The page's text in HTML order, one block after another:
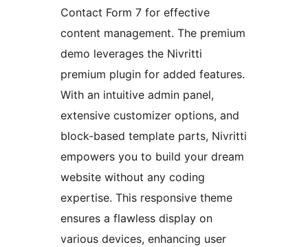
Contact Form 7 for effective
content management. The premium
demo leverages the Nivritti
premium plugin for added features.
With an intuitive admin panel,
extensive customizer options, and
block-based template parts, Nivritti
empowers you to build your dream
website without any coding
expertise. This responsive theme
ensures a flawless display on
various devices, enhancing user